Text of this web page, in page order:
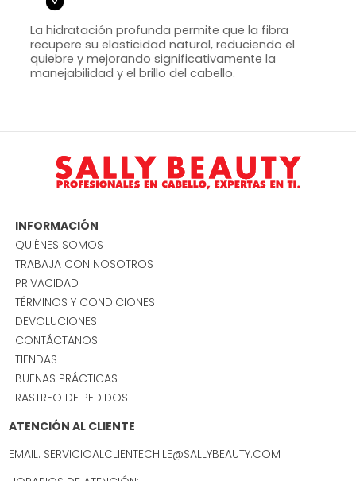
La hidratación profunda permite que la fibra
recupere su elasticidad natural, reduciendo el
quiebre y mejorando significativamente la
manejabilidad y el brillo del cabello.
INFORMACIÓN
QUIÉNES SOMOS
TRABAJA CON NOSOTROS
PRIVACIDAD
TÉRMINOS Y CONDICIONES
DEVOLUCIONES
CONTÁCTANOS
TIENDAS
BUENAS PRÁCTICAS
RASTREO DE PEDIDOS
ATENCIÓN AL CLIENTE
EMAIL: SERVICIOALCLIENTECHILE@SALLYBEAUTY.COM